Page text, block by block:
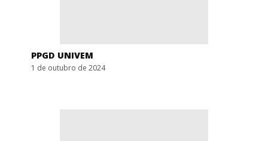
PPGD UNIVEM
1 de outubro de 2024